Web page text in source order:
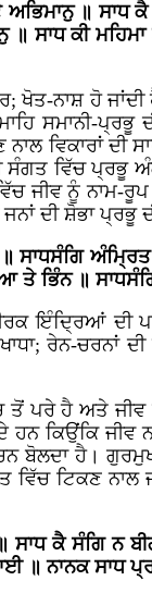
॥ ਸਾਧ
ਕੀ ਮਹਿਮਾ
ਨਾਸ਼ ਹੋ
ਸਮਾਨੀ-ਪ੍ਰਭੂ
ਵਿਕਾਰਾਂ ਦੀ
ਵਿੱਚ ਪ੍ਰਭੂ
ਵਿੱਚ ਜੀਵ ਨੂੰ
ਦੀ ਸ਼ੋਭਾ ਪ੍ਰਭੂ
ਤੇ ਭਿੰਨ ॥
ਇੰਦ੍ਰਿਆਂ ਦੀ
ਰੇਨ-ਚਰਨਾਂ
ਪਰੇ ਹੈ ਅਤੇ ਜੀਵ
ਹਨ ਕਿਉਂਕਿ
ਹੈ।
ਵਿੱਚ ਟਿਕਣ
ਕੈ ਸੰਗਿ ਨ
॥ ਨਾਨਕ ਸਾਧ